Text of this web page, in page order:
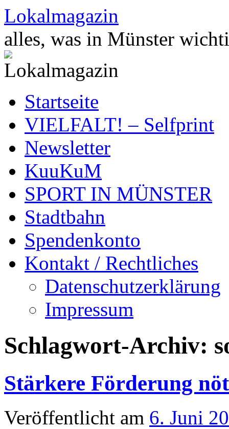
Zum
Inhalt
springen
Lokalmagazin
alles, was in Münster
Startseite
VIELFALT! – Selfprint
Newsletter
KuuKuM
SPORT IN MÜNSTER
Stadtbahn
Spendenkonto
Kontakt / Rechtliches
Datenschutzerklärung
Impressum
Schlagwort-Archiv:
Stärkere Förderung
Veröffentlicht am 6. Juni